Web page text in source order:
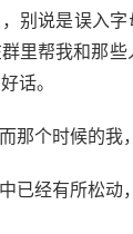
别说是误入
里帮我和那
话。
那个时候的我
已经有所松动